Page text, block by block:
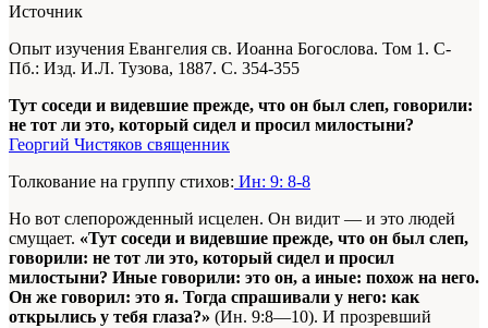
Источник
Опыт изучения Евангелия св. Иоанна Богослова. Том 1. С-
Пб.: Изд. И.Л. Тузова, 1887. С. 354-355
Тут соседи и видевшие прежде, что он был слеп, говорили:
не тот ли это, который сидел и просил милостыни?
Георгий Чистяков священник
Толкование на группу стихов: Ин: 9: 8-8
Но вот слепорожденный исцелен. Он видит — и это людей
смущает. «Тут соседи и видевшие прежде, что он был слеп,
говорили: не тот ли это, который сидел и просил
милостыни? Иные говорили: это он, а иные: похож на него.
Он же говорил: это я. Тогда спрашивали у него: как
открылись у тебя глаза?» (Ин. 9:8—10). И прозревший